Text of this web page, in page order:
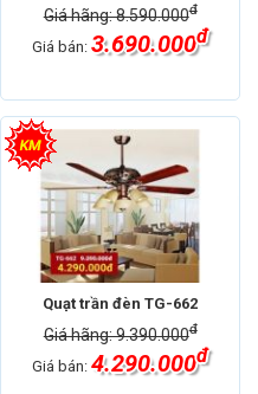
Giá hãng: 8.590.000đ
Giá bán:3.690.000đ
Quạt trần đèn TG-662
Giá hãng: 9.390.000đ
Giá bán:4.290.000đ